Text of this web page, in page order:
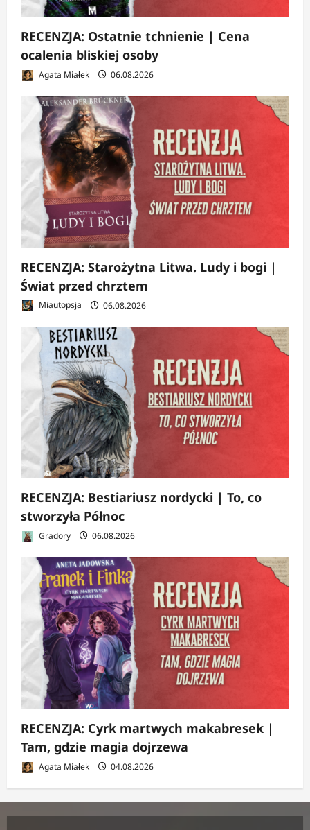
RECENZJA: Ostatnie tchnienie | Cena
ocalenia bliskiej osoby
Agata Miałek 06.08.2026
RECENZJA: Starożytna Litwa. Ludy i bogi |
Świat przed chrztem
Miautopsja 06.08.2026
RECENZJA: Bestiariusz nordycki | To, co
stworzyła Północ
Gradory 06.08.2026
RECENZJA: Cyrk martwych makabresek |
Tam, gdzie magia dojrzewa
Agata Miałek 04.08.2026